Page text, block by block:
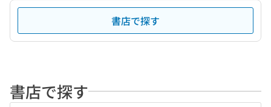
書店で探す
書店で探す